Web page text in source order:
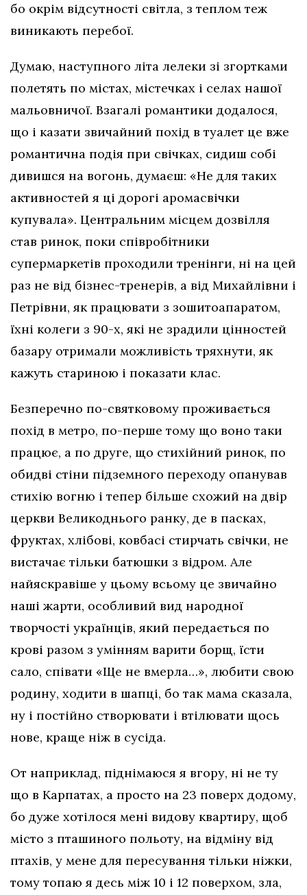
бо окрім відсутності світла, з теплом теж
виникають перебої.
Думаю, наступного літа лелеки зі згортками
полетять по містах, містечках і селах нашої
мальовничої. Взагалі романтики додалося,
що і казати звичайний похід в туалет це вже
романтична подія при свічках, сидиш собі
дивишся на вогонь, думаєш: «Не для таких
активностей я ці дорогі аромасвічки
купувала». Центральним місцем дозвілля
став ринок, поки співробітники
супермаркетів проходили тренінги, ні на цей
раз не від бізнес-тренерів, а від Михайлівни і
Петрівни, як працювати з зошитоапаратом,
їхні колеги з 90-х, які не зрадили цінностей
базару отримали можливість тряхнути, як
кажуть стариною і показати клас.
Безперечно по-святковому проживається
похід в метро, по-перше тому що воно таки
працює, а по друге, що стихійний ринок, по
обидві стіни підземного переходу опанував
стихію вогню і тепер більше схожий на двір
церкви Великоднього ранку, де в пасках,
фруктах, хлібові, ковбасі стирчать свічки, не
вистачає тільки батюшки з відром. Але
найяскравіше у цьому всьому це звичайно
наші жарти, особливий вид народної
творчості українців, який передається по
крові разом з умінням варити борщ, їсти
сало, співати «Ще не вмерла…», любити свою
родину, ходити в шапці, бо так мама сказала,
ну і постійно створювати і втілювати щось
нове, краще ніж в сусіда.
От наприклад, піднімаюся я вгору, ні не ту
що в Карпатах, а просто на 23 поверх додому,
бо дуже хотілося мені видову квартиру, щоб
місто з пташиного польоту, на відміну від
птахів, у мене для пересування тільки ніжки,
тому топаю я десь між 10 і 12 поверхом, зла,